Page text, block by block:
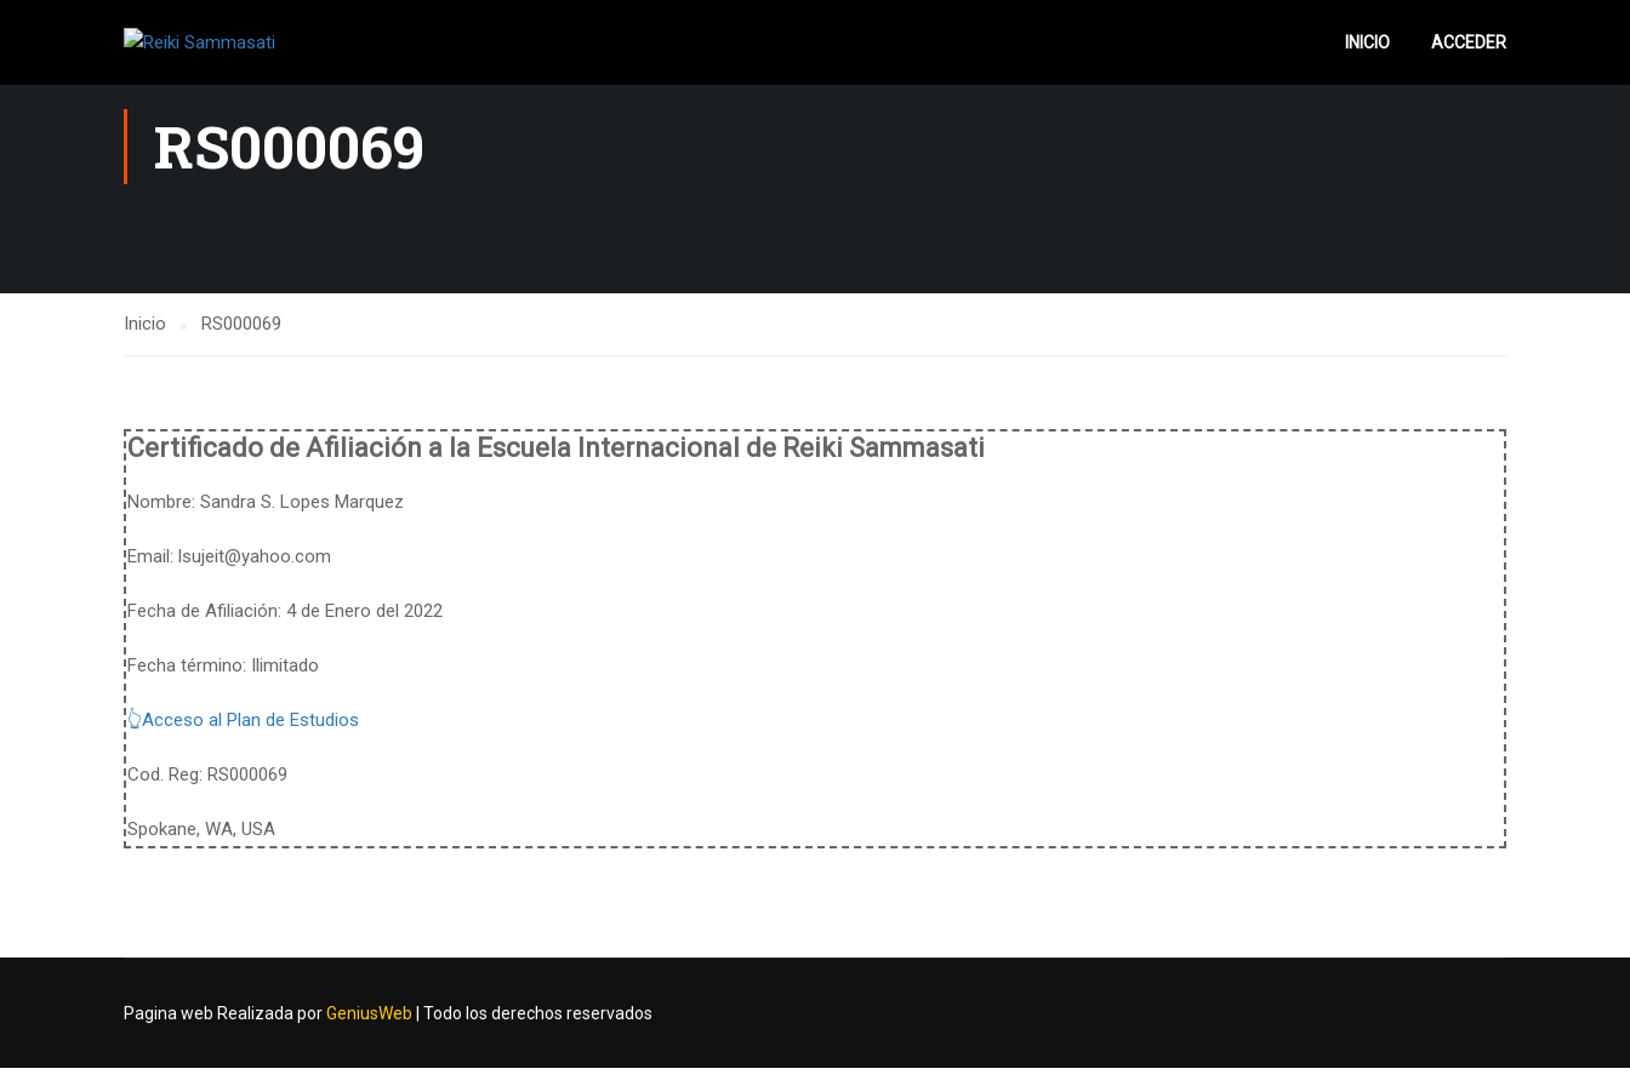
INICIO ACCEDER
RS000069
Inicio RS000069
Certificado de Afiliación a la Escuela Internacional de Reiki Sammasati
Nombre: Sandra S. Lopes Marquez
Email: lsujeit@yahoo.com
Fecha de Afiliación: 4 de Enero del 2022
Fecha término: Ilimitado
👆Acceso al Plan de Estudios
Cod. Reg: RS000069
Spokane, WA, USA
Pagina web Realizada porGeniusWeb | Todo los derechos reservados